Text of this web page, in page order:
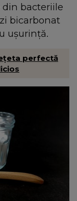
bacteriile
bicarbonat
ușurință.
perfectă